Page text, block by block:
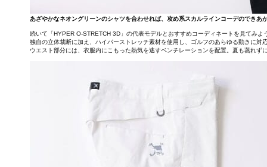
あざやかなネオングリーンのシャツを合わせれば、攻め系スカルラインコーデのできあ
続いて「HYPER O-STRETCH 3D」の代表モデルとおすすめコーディネートを見てみよ
独自の立体裁断に加え、ハイパーストレッチ素材を使用し、ゴルフのあらゆる動きに
ウエスト部分には、衣服内にこもった熱気を逃すベンチレーションを配置。夏も蒸れず